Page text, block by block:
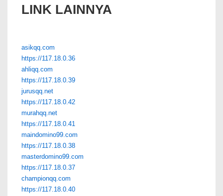
LINK LAINNYA
asikqq.com
https://117.18.0.36
ahliqq.com
https://117.18.0.39
jurusqq.net
https://117.18.0.42
murahqq.net
https://117.18.0.41
maindomino99.com
https://117.18.0.38
masterdomino99.com
https://117.18.0.37
championqq.com
https://117.18.0.40